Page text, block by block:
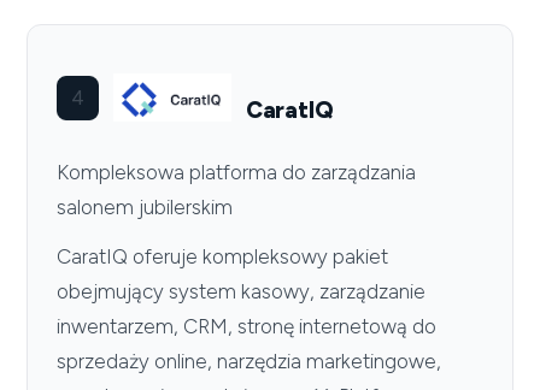
4 CaratIQ
Kompleksowa platforma do zarządzania
salonem jubilerskim
CaratIQ oferuje kompleksowy pakiet
obejmujący system kasowy, zarządzanie
inwentarzem, CRM, stronę internetową do
sprzedaży online, narzędzia marketingowe,